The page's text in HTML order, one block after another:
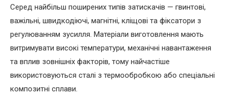
Серед найбільш поширених типів затискачів — гвинтові,
важільні, швидкодіючі, магнітні, кліщові та фіксатори з
регулюванням зусилля. Матеріали виготовлення мають
витримувати високі температури, механічні навантаження
та вплив зовнішніх факторів, тому найчастіше
використовуються сталі з термообробкою або спеціальні
композитні сплави.